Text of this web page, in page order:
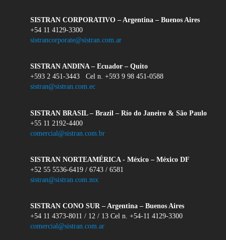
SISTRAN CORPORATIVO – Argentina – Buenos Aires
+54 11 4129-3300
sistrancorporate@sistran.com.ar
SISTRAN ANDINA – Ecuador – Quito
+593 2 451-3443 Cel n. +593 9 98 451-0588
sistran@sistran.com.ec
SISTRAN BRASIL – Brazil – Río do Janeiro & São Paulo
+55 11 2192-4400
comercial@sistran.com.br
SISTRAN NORTEAMÉRICA - México – México DF
+52 55 5536-6419 / 6743 / 6581
sistran@sistran.com.mx
SISTRAN CONO SUR – Argentina – Buenos Aires
+54 11 4373-8011 / 12 / 13 Cel n. +54-11 4129-3300
comercial@sistran.com.ar